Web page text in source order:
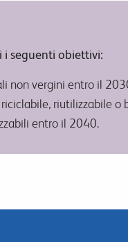
i seguenti obiettivi:
non vergini entro il
riutilizzabile o
entro il 2040.